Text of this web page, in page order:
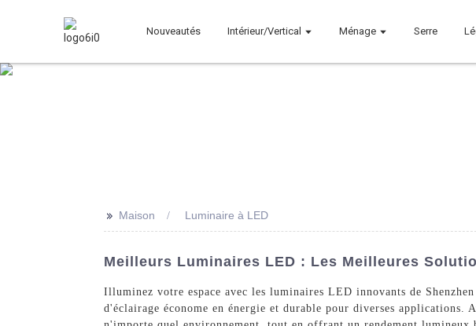
Nouveautés Intérieur/Vertical Ménage Serre
>> Maison Luminaire à LED
Meilleurs Luminaires LED : Les Meilleures
Illuminez votre espace avec les luminaires LED innovants de
d'éclairage économe en énergie et durable pour diverses applications.